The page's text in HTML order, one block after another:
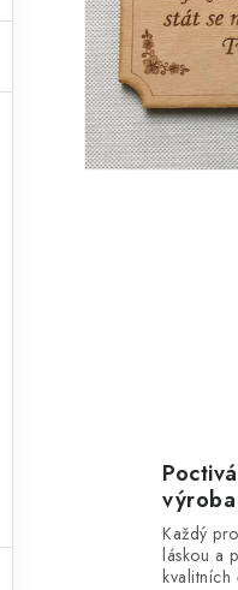
výroba
Každý
láskou a
kvalitních